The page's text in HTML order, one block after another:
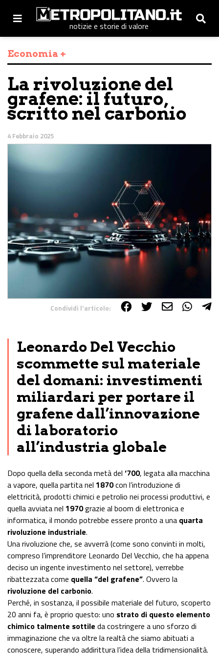
notizie e storie di valore
Economia +
La rivoluzione del
grafene: il futuro,
scritto nel carbonio
4 Febbraio 2025
Condividi l'articolo:
Leonardo Del Vecchio
scommette sul materiale
del domani: investimenti
miliardari per portare il
grafene dall’innovazione
di laboratorio
all’industria globale
Dopo quella della seconda metà del ‘700, legata alla macchina
a vapore, quella partita nel 1870con l’introduzione di
elettricità, prodotti chimici e petrolio nei processi produttivi, e
quella avviata nel 1970grazie al boom di elettronica e
informatica, il mondo potrebbe essere pronto a una quarta
rivoluzione industriale.
Una rivoluzione che, se avverrà (come sono convinti in molti,
compreso l’imprenditore Leonardo Del Vecchio, che ha appena
deciso un ingente investimento nel settore), verrebbe
ribattezzata come quella “del grafene”. Ovvero la
rivoluzione del carbonio.
Perché, in sostanza, il possibile materiale del futuro, scoperto
20 anni fa, è proprio questo: uno strato di questo elemento
chimico talmente sottile da costringere a uno sforzo di
immaginazione che va oltre la realtà che siamo abituati a
conoscere, superando addirittura l’idea della tridimensionalità.